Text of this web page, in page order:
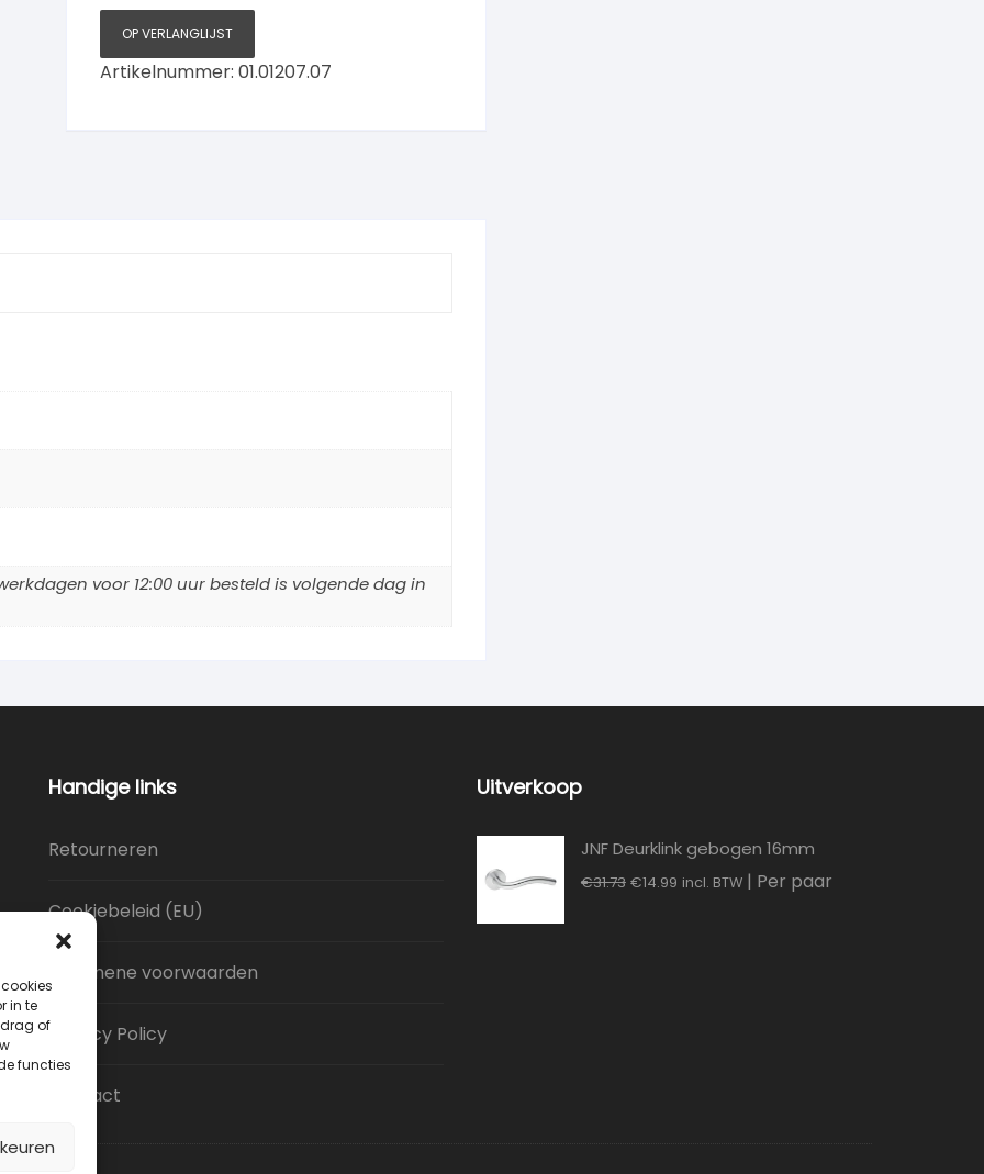
in te
of
functies
OP VERLANGLIJST
Artikelnummer:01.01207.07
voor 12:00 uur besteld is volgende dag in
Handige links
Retourneren
Cookiebeleid (EU)
Algemene voorwaarden
Privacy Policy
Contact
Uitverkoop
JNF Deurklink gebogen 16mm
€31.73 Oorspronkelijke
€14.99Huidige
incl. BTW | Per paar